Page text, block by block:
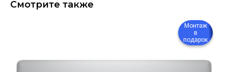
Смотрите также
Монтаж
в
подарок